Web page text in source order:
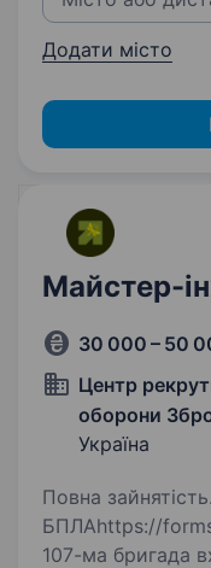
Додати місто
Майстер-
30 000 – 50
Центр
оборони
Україна
Повна зайнятість. Майстер
БПЛАhttps://
107-ма бригада